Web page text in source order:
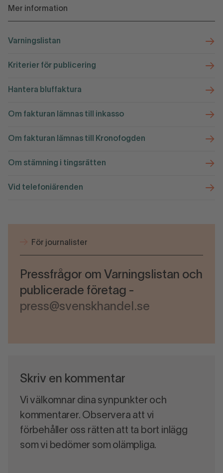
Mer information
Varningslistan
Kriterier för publicering
Hantera bluffaktura
Om fakturan lämnas till inkasso
Om fakturan lämnas till Kronofogden
Om stämning i tingsrätten
Vid telefoniärenden
För journalister
Pressfrågor om Varningslistan och
publicerade företag -
press@svenskhandel.se
Skriv en kommentar
Vi välkomnar dina synpunkter och
kommentarer. Observera att vi
förbehåller oss rätten att ta bort inlägg
som vi bedömer som olämpliga.